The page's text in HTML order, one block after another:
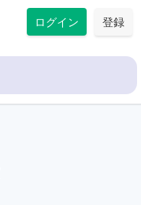
ログイン 登録